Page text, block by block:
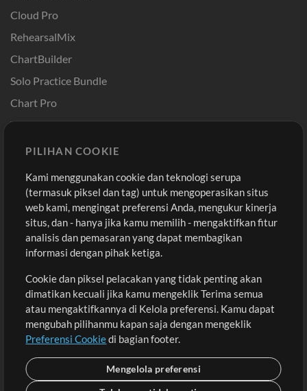
Cloud Pro
RehearsalMix
ChartBuilder
Solo Practice Bundle
Chart Pro
Template ProPresenter
Sound
Pembelian
Beli Kredit
Konten Gratis
Permintaan Lagu
Lain-lain
Sesi
Kirimkan musik kamu
Playlist
MT Conference
Akun
Masuk
Daftar
Lihat Keranjang
PILIHAN COOKIE
Kami menggunakan cookie dan teknologi serupa
(termasuk piksel dan tag) untuk mengoperasikan situs
web kami, mengingat preferensi Anda, mengukur kinerja
situs, dan - hanya jika kamu memilih - mengaktifkan fitur
analisis dan pemasaran yang dapat membagikan
informasi dengan pihak ketiga.
Cookie dan piksel pelacakan yang tidak penting akan
dimatikan kecuali jika kamu mengeklik Terima semua
atau mengaktifkannya di Kelola preferensi. Kamu dapat
mengubah pilihanmu kapan saja dengan mengeklik
Preferensi Cookiedi bagian footer.
Mengelola preferensi